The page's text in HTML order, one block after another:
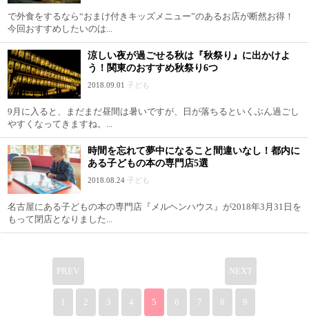
で外食をするなら“おまけ付きキッズメニュー”のあるお店が断然お得！
今回おすすめしたいのは...
涼しい夜が過ごせる秋は『秋祭り』に出かけよ
う！関東のおすすめ秋祭り6つ
2018.09.01 子ども
9月に入ると、まだまだ昼間は暑いですが、日が落ちるといくぶん過ごし
やすくなってきますね。...
時間を忘れて夢中になること間違いなし！都内に
ある子どもの本の専門店5選
2018.08.24 子ども
名古屋にある子どもの本の専門店『メルヘンハウス』が2018年3月31日を
もって閉店となりました...
PREV
2 3 4 5 6 7 8 9
NEXT